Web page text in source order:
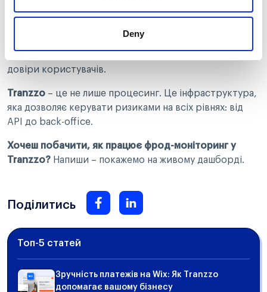
Deny
compliance-аудиту. Це процес, який має бути
дня. Компанії, які ігнорують фрод-контроль, платять
довіри користувачів.
Tranzzo – це не лише процесинг. Це інфраструктура,
яка дозволяє керувати ризиками на всіх рівнях: від
API до back-office.
Хочеш побачити, як працює фрод-моніторинг у
Tranzzo? Напиши – покажемо на живому дашборді.
Поділитись
Топ-5 статей
Зручність платежів на Wix: Як Tranzzo
допомагає вашому бізнесу